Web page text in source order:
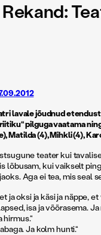
lavale jõudnud etendust
pilguga vaatama
Matilda (4), Mihkli (4),
teater kui
lõbusam, kui vaikselt
Aga ei tea, mis seal
ja oksi ja käsi ja näppe, et
isa ja võõrasema.
Ja kolm hunti.“